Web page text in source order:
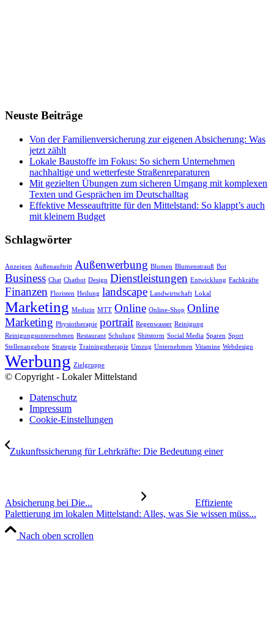
Neuste Beiträge
Von der Familienversicherung zur eigenen Absicherung: Was
jetzt zählt
Lokale Baustoffe im Fokus: So sichern Unternehmen
nachhaltige und wetterfeste Straßenreparaturen
Mit gezielten Übungen zum sicheren Umgang mit komplexen
Texten und Gesprächen im Deutschalltag
Effektive Messeauftritte für den Mittelstand: So klappt’s auch
mit kleinem Budget
Schlagwörter
Anzeigen Außenauftritt Außenwerbung Blumen Blumenstrauß Bot
Business Chat Chatbot Design Dienstleistungen Entwicklung Fachkräfte
Finanzen Floristen Heilung landscape Landwirtschaft Lokal
Marketing Medizin MTT Online Online-Shop Online
Marketing Physiotherapie portrait Regenwasser Reinigung
Reinigungsunternehmen Restaurant Schulung Shitstorm Social Media Sparen Sport
Stellenangebote Strategie Trainingstherapie Umzug Unternehmen Vitamine Webdesign
Werbung Zielgruppe
© Copyright - Lokaler Mittelstand
Datenschutz
Impressum
Cookie-Einstellungen
Zukunftssicherung für Lehrkräfte: Die Bedeutung einer
Absicherung bei Die...
Effiziente
Palettierung im lokalen Mittelstand: Alles, was Sie wissen müss...
Nach oben scrollen